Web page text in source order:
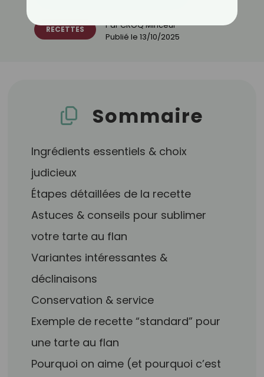
RECETTES ParCROQ Minceur
Publié le 13/10/2025
Sommaire
Ingrédients essentiels & choix
judicieux
Étapes détaillées de la recette
Astuces & conseils pour sublimer
votre tarte au flan
Variantes intéressantes &
déclinaisons
Conservation & service
Exemple de recette “standard” pour
une tarte au flan
Pourquoi on aime (et pourquoi c’est